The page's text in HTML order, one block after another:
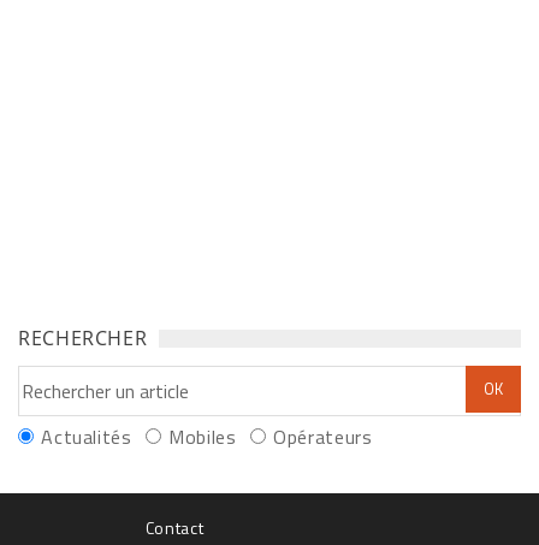
RECHERCHER
Actualités Mobiles Opérateurs
Contact